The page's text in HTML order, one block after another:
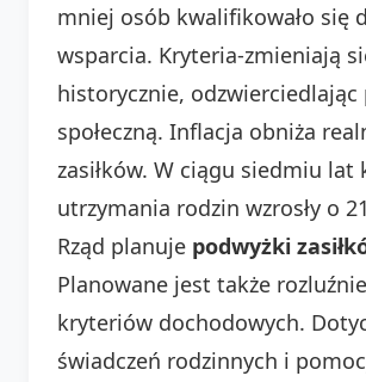
mniej osób kwalifikowało się
wsparcia. Kryteria-zmieniają
historycznie,
społeczną. Inflacja obniża
zasiłków. W ciągu siedmiu lat
utrzymania rodzin wzrosły o
Rząd planuje podwyżki
Planowane jest także
kryteriów dochodowych.
świadczeń rodzinnych i